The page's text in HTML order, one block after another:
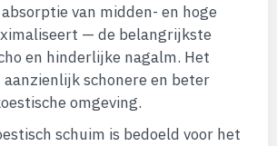
van midden- en hoge
— de belangrijkste
en hinderlijke nagalm. Het
schonere en beter
omgeving.
schuim is bedoeld voor het